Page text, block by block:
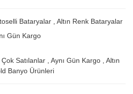
Bataryalar ,Altın Renk Bataryalar
Gün Kargo
Çok Satılanlar ,Aynı Gün Kargo ,Altın
Banyo Ürünleri